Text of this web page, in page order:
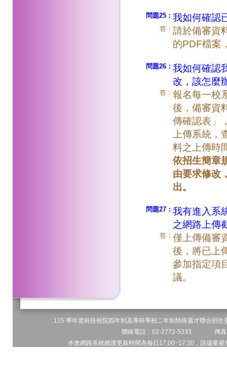
問題25： 我如何確認
答： 請於備審資
的PDF檔案
問題26： 我如何確認
改，該怎麼
答： 報名每一校
後，備審資
傳確認表」
上傳系統
料之上傳時
依招生簡章
由要求修改
出。
問題27： 我有進入系
之網路上傳
答： 僅上傳備審
後，將已上
參加指定項
議。
115 學年度科技校院四年制及專科學校二年制特殊選才聯合
聯絡電話：02-2772-5333 傳
本會網路系統維護更新時間為每日17:00~17:30，請儘量